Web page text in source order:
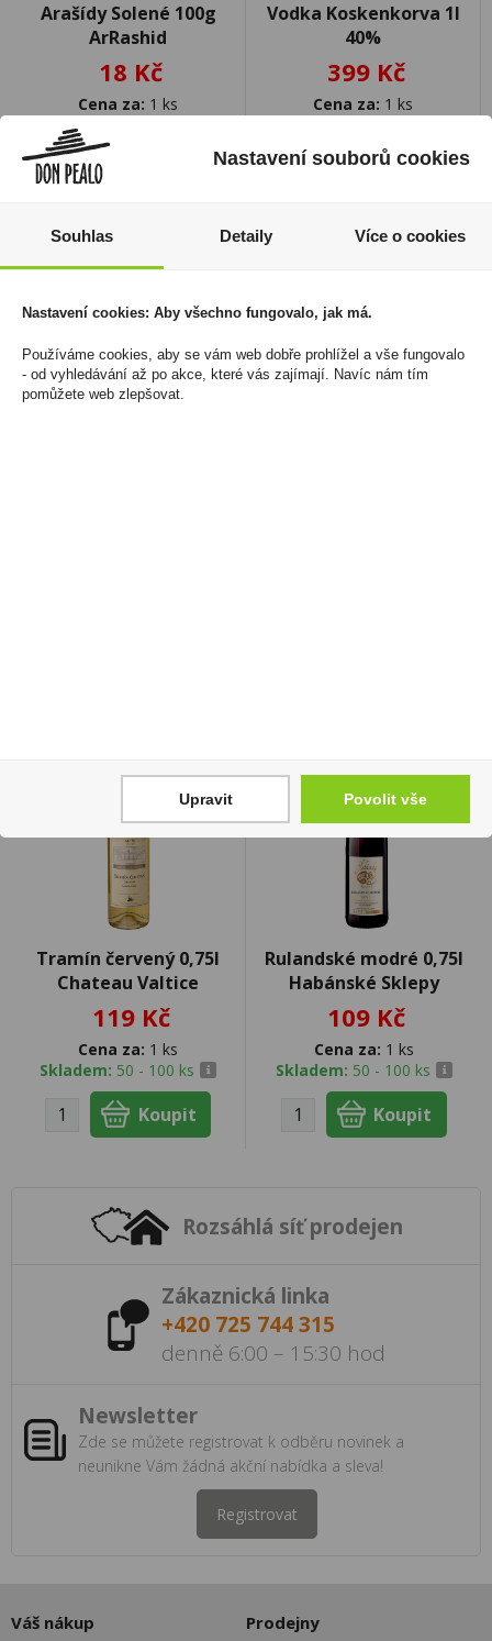
Arašídy Solené 100g
ArRashid
18 Kč
Cena za: 1 ks
Skladem:
Vodka Koskenkorva 1l
40%
399 Kč
Cena za: 1 ks
Tramín červený 0,75l
Chateau Valtice
119 Kč
Cena za: 1 ks
Skladem: 50 - 100 ks
Rulandské modré 0,75l
Habánské Sklepy
109 Kč
Cena za: 1 ks
Skladem: 50 - 100 ks
Rozsáhlá síť prodejen
Zákaznická linka
+420 725 744 315
denně 6:00 – 15:30 hod
Newsletter
Zde se můžete registrovat k odběru novinek a
neunikne Vám žádná akční nabídka a sleva!
Registrovat
Váš nákup Prodejny
Nastavení souborů cookies
Souhlas Detaily Více o cookies
Nastavení cookies: Aby všechno fungovalo, jak má.
Používáme cookies, aby se vám web dobře prohlížel a vše fungovalo
- od vyhledávání až po akce, které vás zajímají. Navíc nám tím
pomůžete web zlepšovat.
Upravit Povolit vše